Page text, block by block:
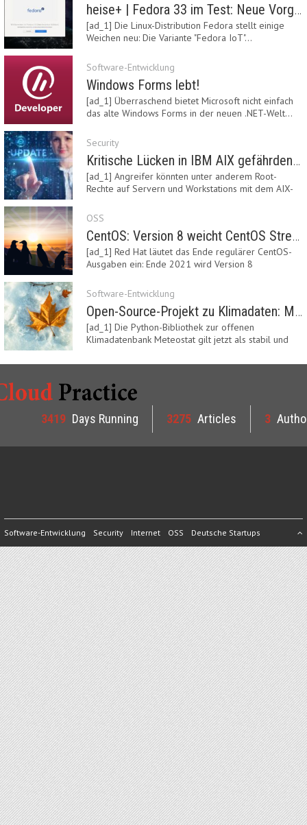
heise+ | Fedora 33 im Test: Neue Vorgaben mit Btrfs, Systemd-Resolved und zRAM
[ad_1] Die Linux-Distribution Fedora stellt einige
Weichen neu: Die Variante "Fedora IoT"…
Software-Entwicklung
Windows Forms lebt!
[ad_1] Überraschend bietet Microsoft nicht einfach
das alte Windows Forms in der neuen .NET-Welt…
Security
Kritische Lücken in IBM AIX gefährden Server
[ad_1] Angreifer könnten unter anderem Root-
Rechte auf Servern und Workstations mit dem AIX-
OSS
CentOS: Version 8 weicht CentOS Stream
[ad_1] Red Hat läutet das Ende regulärer CentOS-
Ausgaben ein: Ende 2021 wird Version 8
Software-Entwicklung
Open-Source-Projekt zu Klimadaten: Meteostat Python Library 1.0 erschienen
[ad_1] Die Python-Bibliothek zur offenen
Klimadatenbank Meteostat gilt jetzt als stabil und
3419 Days Running 3275 Articles 3
Software-Entwicklung Security Internet OSS Deutsche Startups